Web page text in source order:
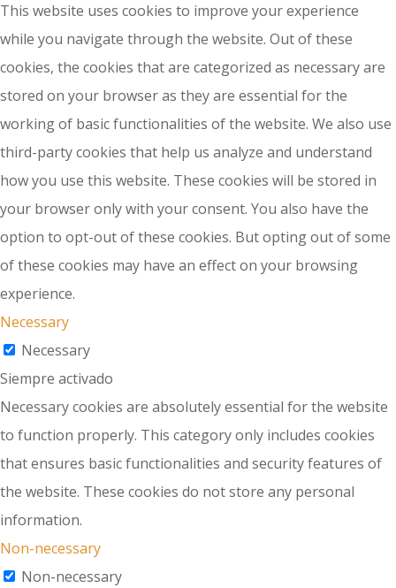
This website uses cookies to improve your experience
while you navigate through the website. Out of these
cookies, the cookies that are categorized as necessary are
stored on your browser as they are essential for the
working of basic functionalities of the website. We also use
third-party cookies that help us analyze and understand
how you use this website. These cookies will be stored in
your browser only with your consent. You also have the
option to opt-out of these cookies. But opting out of some
of these cookies may have an effect on your browsing
experience.
Necessary
Necessary
Siempre activado
Necessary cookies are absolutely essential for the website
to function properly. This category only includes cookies
that ensures basic functionalities and security features of
the website. These cookies do not store any personal
information.
Non-necessary
Non-necessary